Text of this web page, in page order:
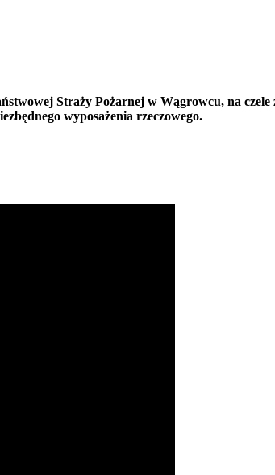
Straży Pożarnej w Wągrowcu, na
wyposażenia rzeczowego.